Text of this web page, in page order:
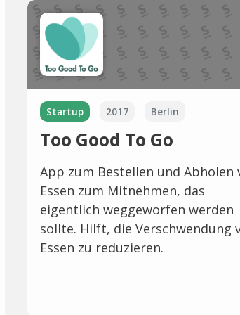
Startup 2017 Berlin
Too Good To Go
App zum Bestellen und Abholen
Essen zum Mitnehmen, das
eigentlich weggeworfen werden
sollte. Hilft, die Verschwendung
Essen zu reduzieren.